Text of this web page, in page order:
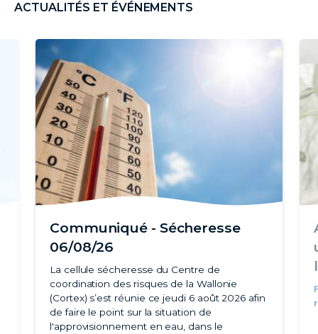
ACTUALITÉS ET ÉVÉNEMENTS
Communiqué - Sécheresse
06/08/26
La cellule sécheresse du Centre de
coordination des risques de la Wallonie
(Cortex) s’est réunie ce jeudi 6 août 2026 afin
de faire le point sur la situation de
l'approvisionnement en eau, dans le